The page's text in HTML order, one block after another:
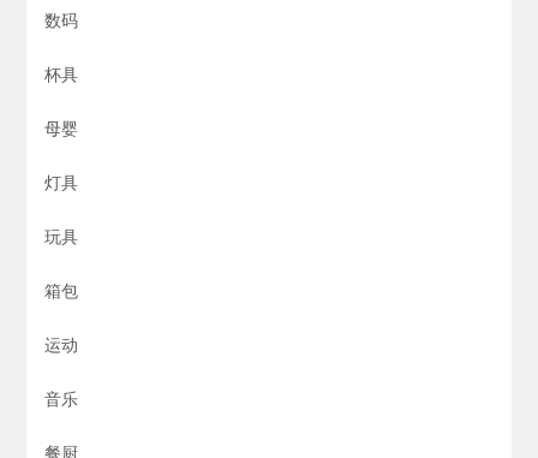
数码
杯具
母婴
灯具
玩具
箱包
运动
音乐
餐厨